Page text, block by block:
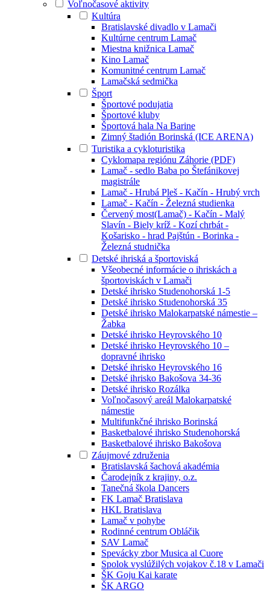
Voľnočasové aktivity
Kultúra
Bratislavské divadlo v Lamači
Kultúrne centrum Lamač
Miestna knižnica Lamač
Kino Lamač
Komunitné centrum Lamač
Lamačská sedmička
Šport
Športové podujatia
Športové kluby
Športová hala Na Barine
Zimný štadión Borinská (ICE ARENA)
Turistika a cykloturistika
Cyklomapa regiónu Záhorie (PDF)
Lamač - sedlo Baba po Štefánikovej
magistrále
Lamač - Hrubá Pleš - Kačín - Hrubý vrch
Lamač - Kačín - Železná studienka
Červený most(Lamač) - Kačín - Malý
Slavín - Biely kríž - Kozí chrbát -
Košarisko - hrad Pajštún - Borinka -
Železná studnička
Detské ihriská a športoviská
Všeobecné informácie o ihriskách a
športoviskách v Lamači
Detské ihrisko Studenohorská 1-5
Detské ihrisko Studenohorská 35
Detské ihrisko Malokarpatské námestie –
Žabka
Detské ihrisko Heyrovského 10
Detské ihrisko Heyrovského 10 –
dopravné ihrisko
Detské ihrisko Heyrovského 16
Detské ihrisko Bakošova 34-36
Detské ihrisko Rozálka
Voľnočasový areál Malokarpatské
námestie
Multifunkčné ihrisko Borinská
Basketbalové ihrisko Studenohorská
Basketbalové ihrisko Bakošova
Záujmové združenia
Bratislavská šachová akadémia
Čarodejník z krajiny, o.z.
Tanečná škola Dancers
FK Lamač Bratislava
HKL Bratislava
Lamač v pohybe
Rodinné centrum Obláčik
SAV Lamač
Spevácky zbor Musica al Cuore
Spolok vyslúžilých vojakov č.18 v Lamači
ŠK Goju Kai karate
ŠK ARGO